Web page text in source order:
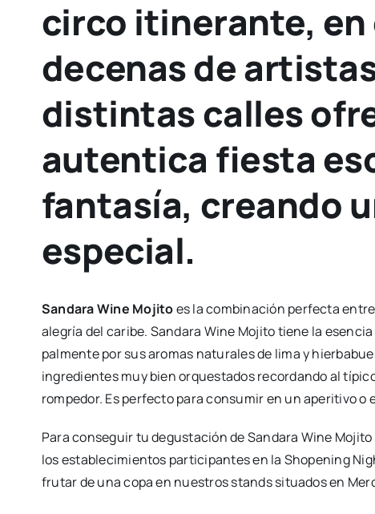
circo itinerante, en
decenas de
distintas calles
autentica fiesta
fantasía, creando
especial.
San­da­ra Wine Moji­toes la com­bi­na­ción per­fec­ta
ale­gría del cari­be. San­da­ra Wine Moji­to tie­ne la
pal­men­te por sus aro­mas natu­ra­les de lima y
ingre­dien­tes muy bien orques­ta­dos recor­dan­do al
rompe­dor. Es per­fec­to para con­su­mir en un ape­ri­ti­vo o
Para con­se­guir tu degus­ta­ción de San­da­ra Wine
los esta­ble­ci­mien­tos par­ti­ci­pan­tes en la Sho­pe­ning
fru­tar de una copa en nues­tros stands situa­dos en